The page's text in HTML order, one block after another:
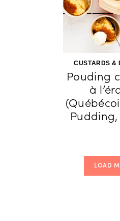
CUSTARDS &
Pouding
à
Pudding,
LOAD